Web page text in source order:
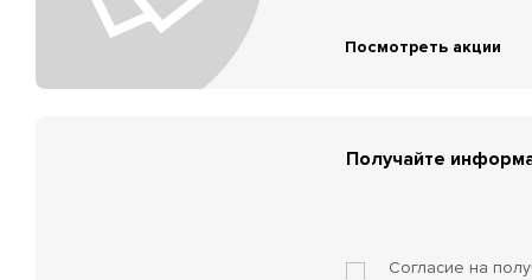
Посмотреть акции
Получайте
Согласие на